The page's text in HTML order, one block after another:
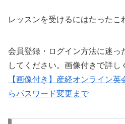
レッスンを受けるにはたったこ
会員登録・ログイン方法に迷っ
してください。画像付きで詳し
【画像付き】産経オンライン
らパスワード変更まで